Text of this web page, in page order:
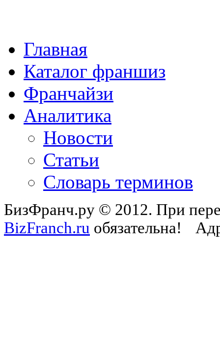
Главная
Каталог франшиз
Франчайзи
Аналитика
Новости
Статьи
Словарь терминов
БизФранч.ру © 2012. При
BizFranch.ru обязательна!